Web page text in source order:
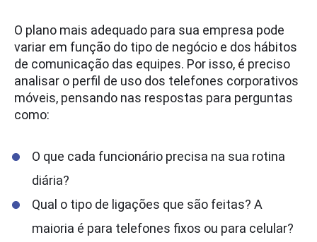
O plano mais adequado para sua empresa pode
variar em função do tipo de negócio e dos hábitos
de comunicação das equipes. Por isso, é preciso
analisar o perfil de uso dos telefones corporativos
móveis, pensando nas respostas para perguntas
como:
O que cada funcionário precisa na sua rotina
diária?
Qual o tipo de ligações que são feitas? A
maioria é para telefones fixos ou para celular?